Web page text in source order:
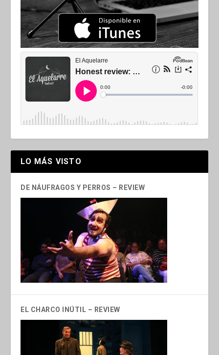
LO MÁS VISTO
DE NÁUFRAGOS Y PERROS – REVIEW
EL CHARCO INÚTIL – REVIEW